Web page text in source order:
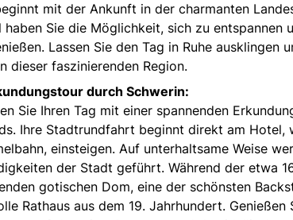
mit der Ankunft in der charmanten
haben Sie die Möglichkeit, sich zu entspannen
Lassen Sie den Tag in Ruhe ausklingen
dieser faszinierenden Region.
durch Schwerin:
Sie Ihren Tag mit einer spannenden
Ihre Stadtrundfahrt beginnt direkt am Hotel,
einsteigen. Auf unterhaltsame Weise
der Stadt geführt. Während der etwa
gotischen Dom, eine der schönsten
Rathaus aus dem 19. Jahrhundert.